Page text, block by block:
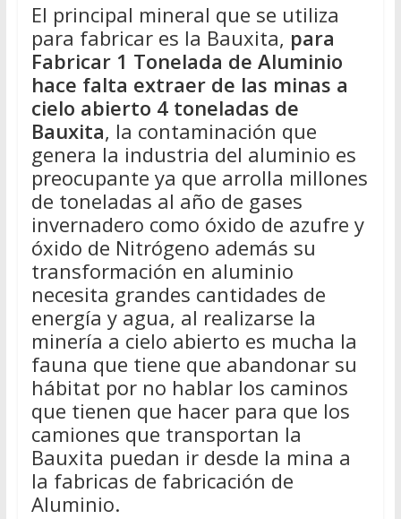
El principal mineral que se utiliza
para fabricar es la Bauxita, para
Fabricar 1 Tonelada de Aluminio
hace falta extraer de las minas a
cielo abierto 4 toneladas de
Bauxita, la contaminación que
genera la industria del aluminio es
preocupante ya que arrolla millones
de toneladas al año de gases
invernadero como óxido de azufre y
óxido de Nitrógeno además su
transformación en aluminio
necesita grandes cantidades de
energía y agua, al realizarse la
minería a cielo abierto es mucha la
fauna que tiene que abandonar su
hábitat por no hablar los caminos
que tienen que hacer para que los
camiones que transportan la
Bauxita puedan ir desde la mina a
la fabricas de fabricación de
Aluminio.